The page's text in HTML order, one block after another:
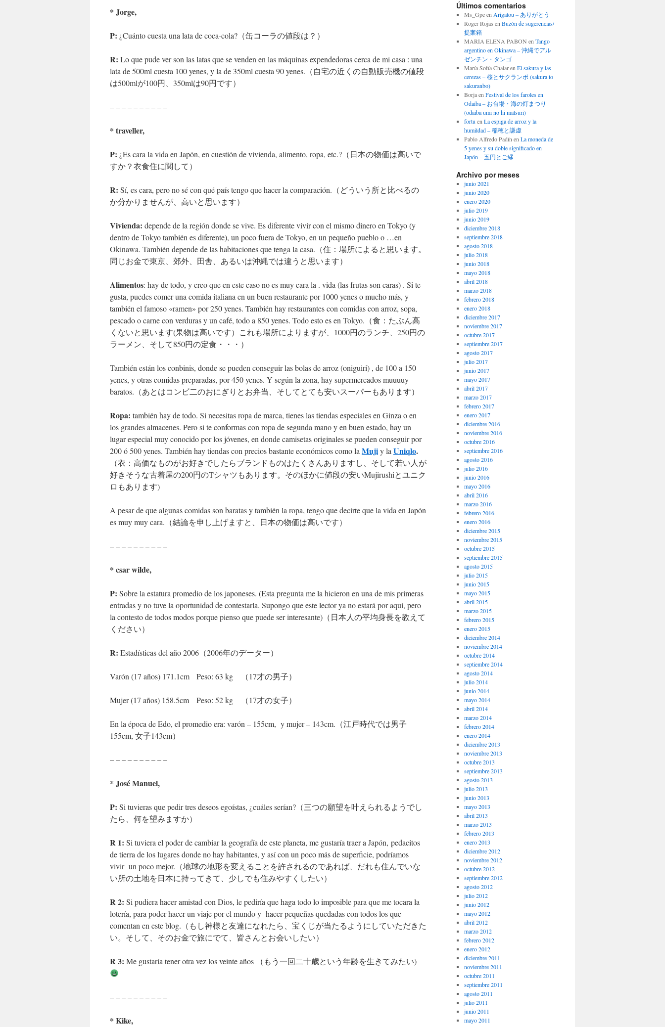
* Jorge,
P: ¿Cuánto cuesta una lata de coca-cola?（缶コーラの値段は？）
R: Lo que pude ver son las latas que se venden en las máquinas expendedoras cerca de mi casa : una
lata de 500ml cuesta 100 yenes, y la de 350ml cuesta 90 yenes.（自宅の近くの自動販売機の値段
は500mlが100円、350mlは90円です）
– – – – – – – – – –
* traveller,
P: ¿Es cara la vida en Japón, en cuestión de vivienda, alimento, ropa, etc.?（日本の物価は高いで
すか？衣食住に関して）
R: Sí, es cara, pero no sé con qué país tengo que hacer la comparación.（どういう所と比べるの
か分かりませんが、高いと思います）
Vivienda: depende de la región donde se vive. Es diferente vivir con el mismo dinero en Tokyo (y
dentro de Tokyo también es diferente), un poco fuera de Tokyo, en un pequeño pueblo o …en
Okinawa. También depende de las habitaciones que tenga la casa.（住：場所によると思います。
同じお金で東京、郊外、田舎、あるいは沖縄では違うと思います）
Alimentos: hay de todo, y creo que en este caso no es muy cara la . vida (las frutas son caras) . Si te
gusta, puedes comer una comida italiana en un buen restaurante por 1000 yenes o mucho más, y
también el famoso «ramen» por 250 yenes. También hay restaurantes con comidas con arroz, sopa,
pescado o carne con verduras y un café, todo a 850 yenes. Todo esto es en Tokyo.（食：たぶん高
くないと思います(果物は高いです）これも場所によりますが、1000円のランチ、250円の
ラーメン、そして850円の定食・・・）
También están los conbinis, donde se pueden conseguir las bolas de arroz (oniguiri) , de 100 a 150
yenes, y otras comidas preparadas, por 450 yenes. Y según la zona, hay supermercados muuuuy
baratos.（あとはコンビ二のおにぎりとお弁当、そしてとても安いスーパーもあります）
Ropa: también hay de todo. Si necesitas ropa de marca, tienes las tiendas especiales en Ginza o en
los grandes almacenes. Pero si te conformas con ropa de segunda mano y en buen estado, hay un
lugar especial muy conocido por los jóvenes, en donde camisetas originales se pueden conseguir por
200 ó 500 yenes. También hay tiendas con precios bastante económicos como la Mujiy la Uniqlo.
（衣：高価なものがお好きでしたらブランドものはたくさんありますし、そして若い人が
好きそうな古着屋の200円のTシャツもあります。そのほかに値段の安いMujirushiとユニク
ロもあります)
A pesar de que algunas comidas son baratas y también la ropa, tengo que decirte que la vida en Japón
es muy muy cara.（結論を申し上げますと、日本の物価は高いです）
– – – – – – – – – –
* csar wilde,
P: Sobre la estatura promedio de los japoneses. (Esta pregunta me la hicieron en una de mis primeras
entradas y no tuve la oportunidad de contestarla. Supongo que este lector ya no estará por aquí, pero
la contesto de todos modos porque pienso que puede ser interesante)（日本人の平均身長を教えて
ください）
R: Estadísticas del año 2006（2006年のデーター）
Varón (17 años) 171.1cm Peso: 63 kg （17才の男子）
Mujer (17 años) 158.5cm Peso: 52 kg （17才の女子）
En la época de Edo, el promedio era: varón – 155cm, y mujer – 143cm.（江戸時代では男子
155cm, 女子143cm）
– – – – – – – – – –
* José Manuel,
P: Si tuvieras que pedir tres deseos egoístas, ¿cuáles serían?（三つの願望を叶えられるようでし
たら、何を望みますか）
R 1: Si tuviera el poder de cambiar la geografía de este planeta, me gustaría traer a Japón, pedacitos
de tierra de los lugares donde no hay habitantes, y así con un poco más de superficie, podríamos
vivir un poco mejor.（地球の地形を変えることを許されるのであれば、だれも住んでいな
い所の土地を日本に持ってきて、少しでも住みやすくしたい）
R 2: Si pudiera hacer amistad con Dios, le pediría que haga todo lo imposible para que me tocara la
lotería, para poder hacer un viaje por el mundo y hacer pequeñas quedadas con todos los que
comentan en este blog.（もし神様と友達になれたら、宝くじが当たるようにしていただきた
い。そして、そのお金で旅にでて、皆さんとお会いしたい）
R 3: Me gustaría tener otra vez los veinte años （もう一回二十歳という年齢を生きてみたい)
– – – – – – – – – –
* Kike,
Últimos comentarios
Ms_Gpeen Arigatou – ありがとう
Roger Rojas en Buzón de sugerencias/
提案箱
MARIA ELENA PABON en Tango
argentino en Okinawa – 沖縄でアル
ゼンチン・タンゴ
María Sofía Chalaren El sakura y las
cerezas – 桜とサクランボ (sakura to
sakuranbo)
Borjaen Festival de los faroles en
Odaiba – お台場・海の灯まつり
(odaiba umi no hi matsuri)
fortu en La espiga de arroz y la
humildad – 稲穂と謙虚
Pablo Alfredo Padín en La moneda de
5 yenes y su doble significado en
Japón – 五円とご縁
Archivo por meses
junio 2021
junio 2020
enero 2020
julio 2019
junio 2019
diciembre 2018
septiembre 2018
agosto 2018
julio 2018
junio 2018
mayo 2018
abril 2018
marzo 2018
febrero 2018
enero 2018
diciembre 2017
noviembre 2017
octubre 2017
septiembre 2017
agosto 2017
julio 2017
junio 2017
mayo 2017
abril 2017
marzo 2017
febrero 2017
enero 2017
diciembre 2016
noviembre 2016
octubre 2016
septiembre 2016
agosto 2016
julio 2016
junio 2016
mayo 2016
abril 2016
marzo 2016
febrero 2016
enero 2016
diciembre 2015
noviembre 2015
octubre 2015
septiembre 2015
agosto 2015
julio 2015
junio 2015
mayo 2015
abril 2015
marzo 2015
febrero 2015
enero 2015
diciembre 2014
noviembre 2014
octubre 2014
septiembre 2014
agosto 2014
julio 2014
junio 2014
mayo 2014
abril 2014
marzo 2014
febrero 2014
enero 2014
diciembre 2013
noviembre 2013
octubre 2013
septiembre 2013
agosto 2013
julio 2013
junio 2013
mayo 2013
abril 2013
marzo 2013
febrero 2013
enero 2013
diciembre 2012
noviembre 2012
octubre 2012
septiembre 2012
agosto 2012
julio 2012
junio 2012
mayo 2012
abril 2012
marzo 2012
febrero 2012
enero 2012
diciembre 2011
noviembre 2011
octubre 2011
septiembre 2011
agosto 2011
julio 2011
junio 2011
mayo 2011